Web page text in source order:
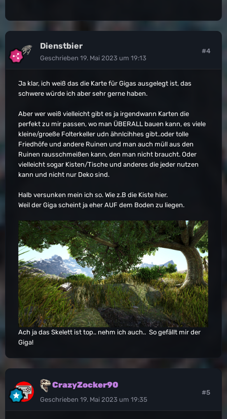
Dienstbier
Geschrieben 19. Mai 2023 um 19:13
#4
Ja klar, ich weiß das die Karte für Gigas ausgelegt ist, das
schwere würde ich aber sehr gerne haben.
Aber wer weiß vielleicht gibt es ja irgendwann Karten die
perfekt zu mir passen, wo man ÜBERALL bauen kann, es viele
kleine/groeße Folterkeller udn ähnlcihhes gibt..oder tolle
Friedhöfe und andere Ruinen und man auch müll aus den
Ruinen rausschmeißen kann, den man nicht braucht. Oder
vielleicht sogar Kisten/Tische und anderes die jeder nutzen
kann und nicht nur Deko sind.
Halb versunken mein ich so. Wie z.B die Kiste hier.
Weil der Giga scheint ja eher AUF dem Boden zu liegen.
Ach ja das Skelett ist top.. nehm ich auch.. So gefällt mir der
Giga!
CrazyZocker90
Geschrieben 19. Mai 2023 um 19:35
#5